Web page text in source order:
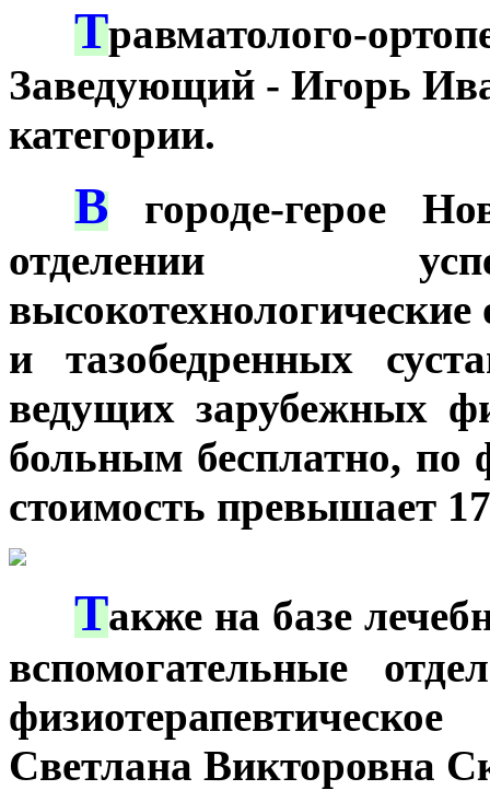
Травматолого-
Заведующий - Игорь
категории.
В городе-герое
отделении
и тазобедренных
ведущих зарубежных
больным бесплатно, по
стоимость превышает
Также на базе
вспомогательные
Светлана Викторовна